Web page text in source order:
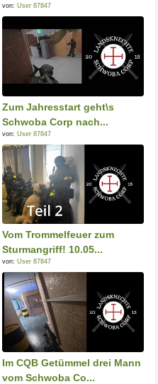
von: User 87847
Zum Jahresstart geht\s
Schwoba Corp nach...
von: User 87847
Vom Trommelfeuer zum
Sturmangriff! 10.05...
von: User 87847
Im CQB Getümmel drei Mann
vom Schwoba Co...